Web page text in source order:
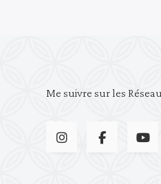
Me suivre sur les